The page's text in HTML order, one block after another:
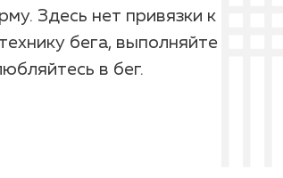
Здесь нет привязки к
бега, выполняйте
в бег.